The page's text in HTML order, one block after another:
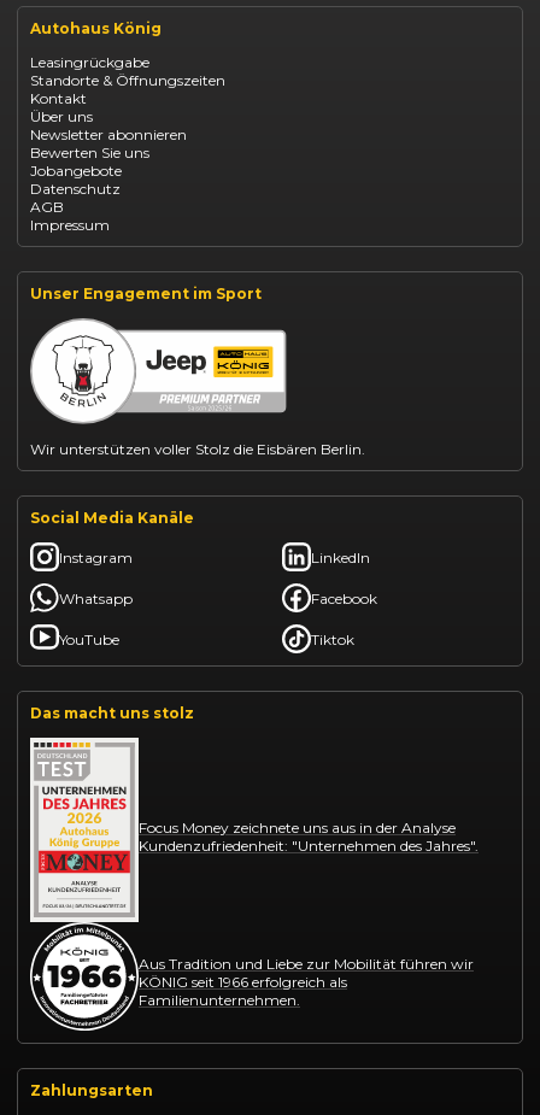
Renault Arkana Leasing
Renault Captur Leasing
Opel Astra leasen
Opel Mokka kaufen
Opel Grandland finanzieren
Opel Vivaro Gewerbeleasing
Fiat 500 finanzieren
Fiat Panda leasen
Dacia Duster finanzieren
Dacia Sandero kaufen
Dacia Jogger leasen
Jeep Compass leasen
Jeep Renegade finanzieren
Suzuki Swift finanzieren
BYD Dolphin finanzieren
Kia Ceed finanzieren
Kia Sportage leasen
Mazda CX-30 finanzieren
Citroën C3 leasen
Autohaus König
Leasingrückgabe
Standorte & Öffnungszeiten
Kontakt
Über uns
Newsletter abonnieren
Bewerten Sie uns
Jobangebote
Datenschutz
AGB
Impressum
Unser Engagement im Sport
Wir unterstützen voller Stolz die Eisbären Berlin.
Social Media Kanäle
Instagram LinkedIn
Whatsapp Facebook
YouTube Tiktok
Das macht uns stolz
Focus Money zeichnete uns aus in der Analyse
Kundenzufriedenheit: "Unternehmen des Jahres".
Aus Tradition und Liebe zur Mobilität führen wir
KÖNIG seit 1966 erfolgreich als
Familienunternehmen.
Zahlungsarten